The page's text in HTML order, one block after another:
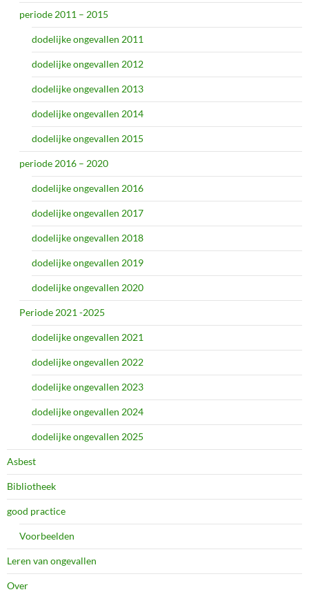
periode 2011 – 2015
dodelijke ongevallen 2011
dodelijke ongevallen 2012
dodelijke ongevallen 2013
dodelijke ongevallen 2014
dodelijke ongevallen 2015
periode 2016 – 2020
dodelijke ongevallen 2016
dodelijke ongevallen 2017
dodelijke ongevallen 2018
dodelijke ongevallen 2019
dodelijke ongevallen 2020
Periode 2021 -2025
dodelijke ongevallen 2021
dodelijke ongevallen 2022
dodelijke ongevallen 2023
dodelijke ongevallen 2024
dodelijke ongevallen 2025
Asbest
Bibliotheek
good practice
Voorbeelden
Leren van ongevallen
Over